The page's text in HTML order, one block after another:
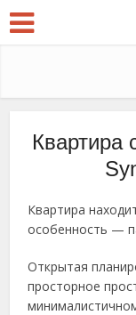
Квартира
Квартира
особенность —
Открытая
просторное